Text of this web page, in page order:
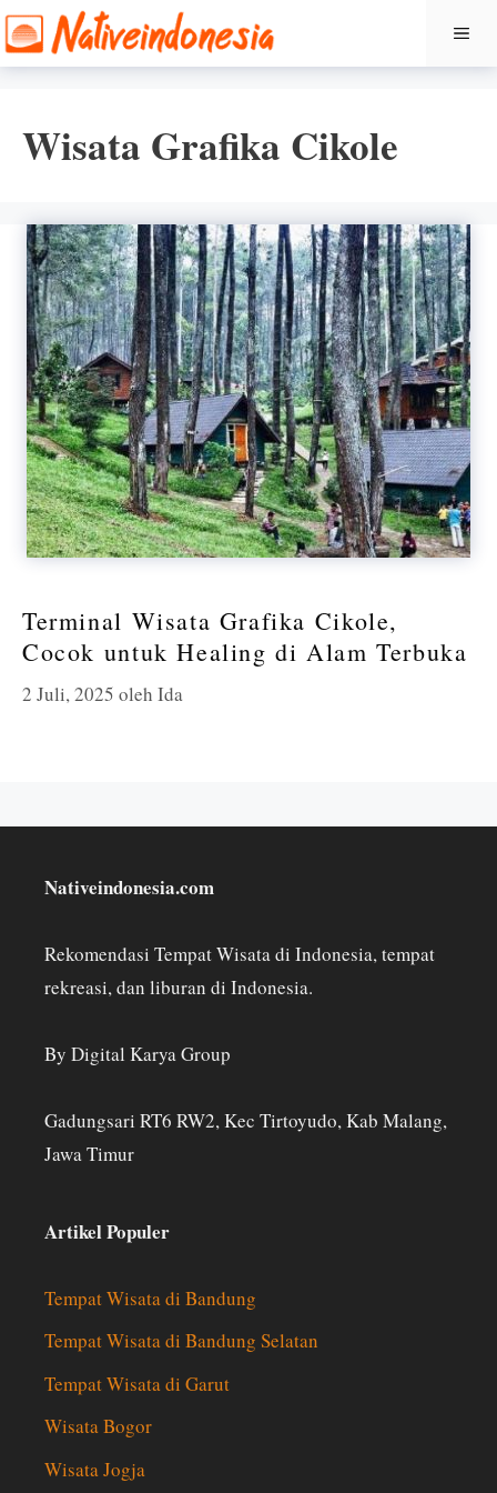
Langsung
ke
Wisata Grafika Cikole
Terminal Wisata Grafika Cikole,
Cocok untuk Healing di Alam Terbuka
2 Juli, 2025 oleh Ida
Nativeindonesia.com
Rekomendasi Tempat Wisata di Indonesia, tempat
rekreasi, dan liburan di Indonesia.
By Digital Karya Group
Gadungsari RT6 RW2, Kec Tirtoyudo, Kab Malang,
Jawa Timur
Artikel Populer
Tempat Wisata di Bandung
Tempat Wisata di Bandung Selatan
Tempat Wisata di Garut
Wisata Bogor
Wisata Jogja